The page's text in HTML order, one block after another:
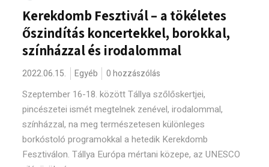
Kerekdomb Fesztivál – a tökéletes
őszindítás koncertekkel, borokkal,
színházzal és irodalommal
2022.06.15. Egyéb 0 hozzászólás
Szeptember 16-18. között Tállya szőlőskertjei,
pincészetei ismét megtelnek zenével, irodalommal,
színházzal, na meg természetesen különleges
borkóstoló programokkal a hetedik Kerekdomb
Fesztiválon. Tállya Európa mértani közepe, az UNESCO